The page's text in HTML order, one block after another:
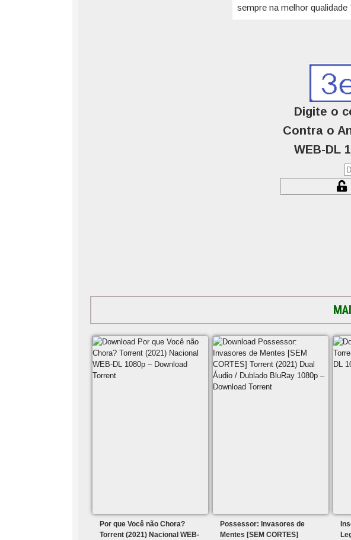
sempre na melhor qualidade
Digite o
Contra o
WEB-DL
Por que Você não Chora?
Torrent (2021) Nacional WEB-
Possessor: Invasores de
Mentes [SEM CORTES]